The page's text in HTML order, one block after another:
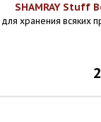
SHAMRAY Stuff
для хранения всяких